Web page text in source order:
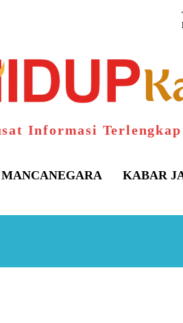
Informasi
MANCANEGARA KABAR